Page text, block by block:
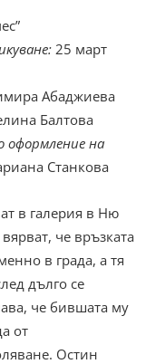
25 март
Абаджиева
Балтова
оформление на
Станкова
в галерия в Ню
че връзката
в града, а тя
дълго се
че бившата му
от
Остин